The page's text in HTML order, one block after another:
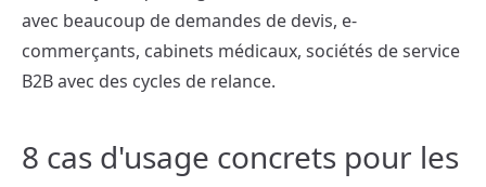
avec beaucoup de demandes de devis, e-
commerçants, cabinets médicaux, sociétés de service
B2B avec des cycles de relance.
8 cas d'usage concrets pour les